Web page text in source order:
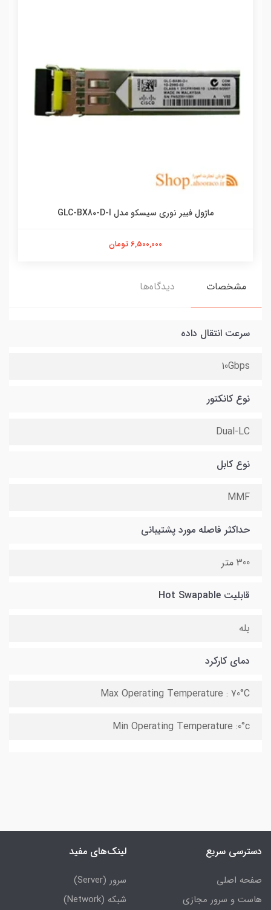
ماژول فیبر نوری سیسکو مدل GLC-BX80-D-I
6,500,000 تومان
مشخصات دیدگاه‌ها
سرعت انتقال داده
10Gbps
نوع کانکتور
Dual-LC
نوع کابل
MMF
حداکثر فاصله مورد پشتیبانی
300 متر
قابلیت Hot Swapable
بله
دمای کارکرد
Max Operating Temperature : 70°C
Min Operating Temperature :0°c
دسترسی سریع
صفحه اصلی
هاست و سرور مجازی
لینک‌های مفید
سرور (Server)
شبکه (Network)